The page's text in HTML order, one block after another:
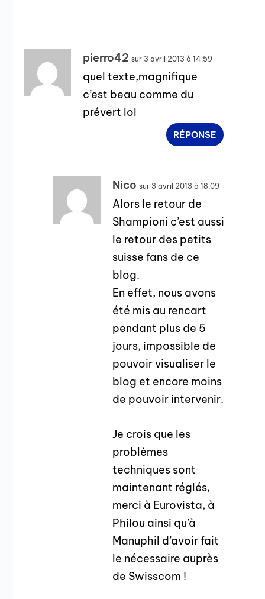
pierro42 sur 3 avril 2013 à 14:59
quel texte,magnifique
c’est beau comme du
prévert lol
RÉPONSE
Nico sur 3 avril 2013 à 18:09
Alors le retour de
Shampioni c’est aussi
le retour des petits
suisse fans de ce
blog.
En effet, nous avons
été mis au rencart
pendant plus de 5
jours, impossible de
pouvoir visualiser le
blog et encore moins
de pouvoir intervenir.
Je crois que les
problèmes
techniques sont
maintenant réglés,
merci à Eurovista, à
Philou ainsi qu’à
Manuphil d’avoir fait
le nécessaire auprès
de Swisscom !